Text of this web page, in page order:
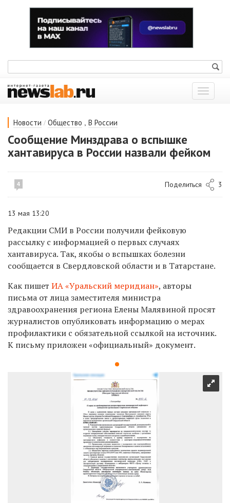
Показать
меню
Новости / Общество , В России
Сообщение Минздрава о вспышке
хантавируса в России назвали фейком
4 Поделиться 3
13 мая 13:20
Редакции СМИ в России получили фейковую
рассылку с информацией о первых случаях
хантавируса. Так, якобы о вспышках болезни
сообщается в Свердловской области и в Татарстане.
Как пишет ИА «Уральский меридиан», авторы
письма от лица заместителя министра
здравоохранения региона Елены Малявиной просят
журналистов опубликовать информацию о мерах
профилактики с обязательной ссылкой на источник.
К письму приложен «официальный» документ.